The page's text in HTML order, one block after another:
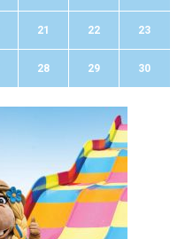
21 22 23
28 29 30